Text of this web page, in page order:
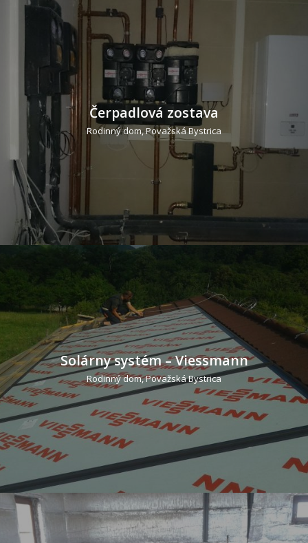
Čerpadlová zostava
Rodinný dom, Považská Bystrica
Solárny systém – Viessmann
Rodinný dom, Považská Bystrica